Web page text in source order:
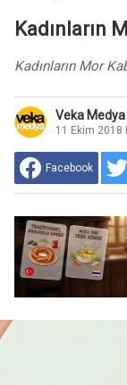
Kadınların
Kadınların Mor
Veka Medya
11 Ekim 2018
Facebook
Bacaklarda
hassasiyet ve
tanısında